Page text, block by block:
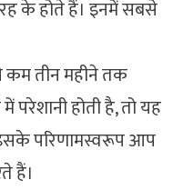
के होते हैं। इनमें सबसे
कम तीन महीने तक
परेशानी होती है, तो यह
इसके परिणामस्वरूप आप
हैं।